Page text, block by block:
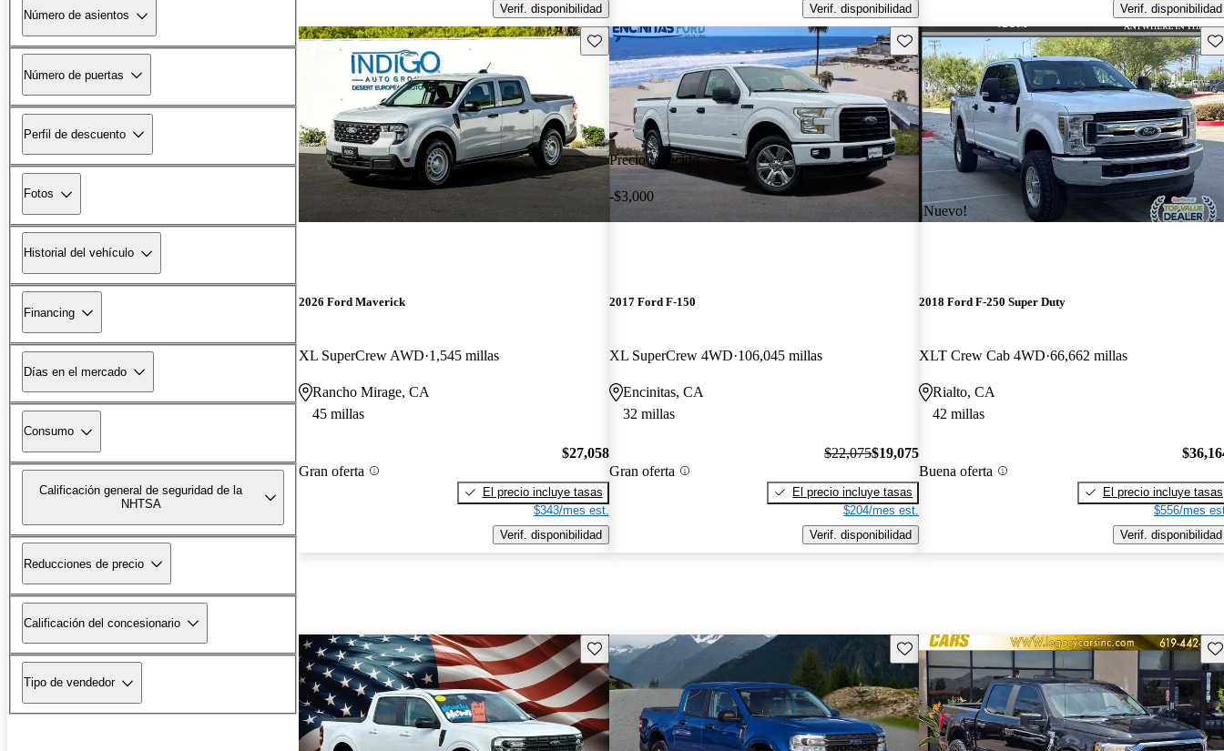
Número de asientos
Número de puertas
Perfil de descuento
Fotos
Historial del vehículo
Financing
Días en el mercado
Consumo
Calificación general de seguridad de la
NHTSA
Reducciones de precio
Calificación del concesionario
Tipo de vendedor
Verif. disponibilidad
Verif. disponibilidad
Verif. disponibilidad
Guarda este Aviso
2026 Ford Maverick
XL SuperCrew AWD 1,545 millas
Rancho Mirage, CA
45 millas
Gran oferta
$27,058
El precio incluye tasas
$343/mes est.
Verif. disponibilidad
Precio reducido
-$3,000
Guarda este Aviso
2017 Ford F-150
XL SuperCrew 4WD 106,045 millas
Encinitas, CA
32 millas
Gran oferta
$22,075$19,075
El precio incluye tasas
$204/mes est.
Verif. disponibilidad
¡Nuevo!
2018 Ford F-250 Super Duty
XLT Crew Cab 4WD 66,662 millas
Rialto, CA
42 millas
Buena oferta
El precio incluye tasas
$556/mes
Verif. disponibilidad
Guarda este Aviso Guarda este Aviso